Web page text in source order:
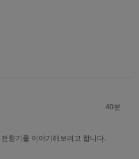
40분
향기를 이야기해보려고 합니다.